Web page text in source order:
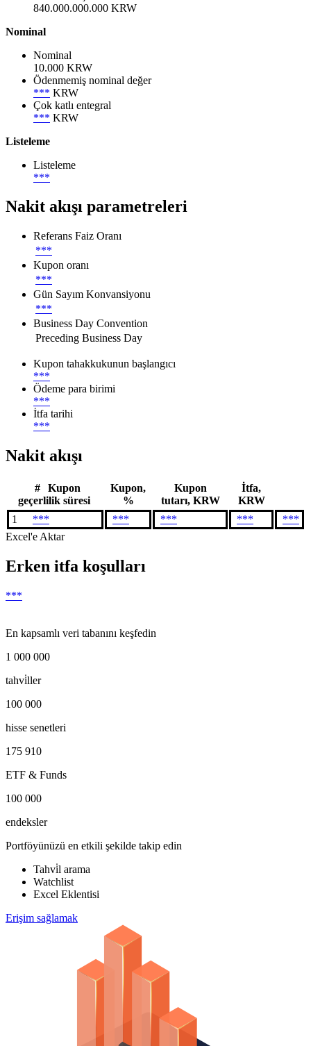
840.000.000.000 KRW
Nominal
Nominal
10.000 KRW
Ödenmemiş nominal değer
*** KRW
Çok katlı entegral
*** KRW
Listeleme
Listeleme
***
Nakit akışı parametreleri
Referans Faiz Oranı
***
Kupon oranı
***
Gün Sayım Konvansiyonu
***
Business Day Convention
Preceding Business Day
Kupon tahakkukunun başlangıcı
***
Ödeme para birimi
***
İtfa tarihi
***
Nakit akışı
#
Kupon
geçerlilik süresi
Kupon,
%
Kupon
tutarı, KRW
İtfa,
KRW
1
*** *** *** ***
***
Excel'e Aktar
Erken itfa koşulları
***
En kapsamlı veri tabanını keşfedin
1 000 000
tahvi̇ller
100 000
hisse senetleri
175 910
ETF & Funds
100 000
endeksler
Portföyünüzü en etkili şekilde takip edin
Tahvi̇l arama
Watchlist
Excel Eklentisi
Erişim sağlamak